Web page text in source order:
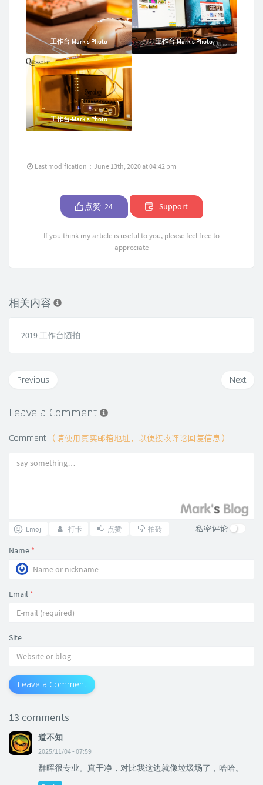
工作台-Mark's Photo
工作台-Mark's Photo 工作台-Mark's Photo
工作台-Mark's Photo
工作台-Mark's Photo
工作台-Mark's Photo
Last modification：June 13th, 2020 at 04:42 pm
点赞 24 Support
If you think my article is useful to you, please feel free to
appreciate
相关内容
2019 工作台随拍
Next
Previous
Leave a Comment
Comment （请使用真实邮箱地址，以便接收评论回复信息）
Emoji 打卡 点赞 拍砖 私密评论
Name *
Email *
Site
Leave a Comment
13 comments
道不知
2025/11/04 - 07:59
群晖很专业。真干净，对比我这边就像垃圾场了，哈哈。